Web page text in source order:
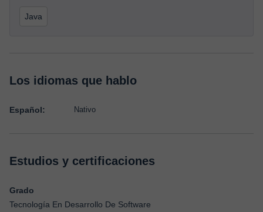
Java
Los idiomas que hablo
Español: Nativo
Estudios y certificaciones
Grado
Tecnología En Desarrollo De Software